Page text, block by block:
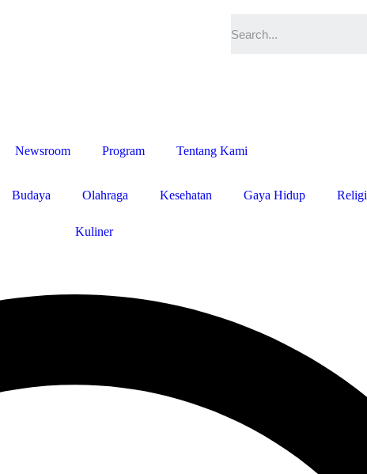
Newsroom Program Tentang Kami
Budaya Olahraga Kesehatan Gaya Hidup Religi
Kuliner